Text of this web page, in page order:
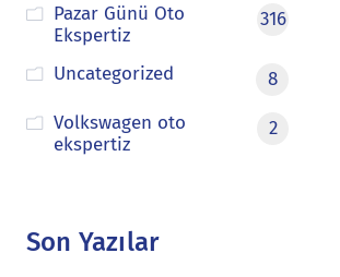
Pazar Günü Oto
Ekspertiz
316
Uncategorized
8
Volkswagen oto
ekspertiz
2
Son Yazılar